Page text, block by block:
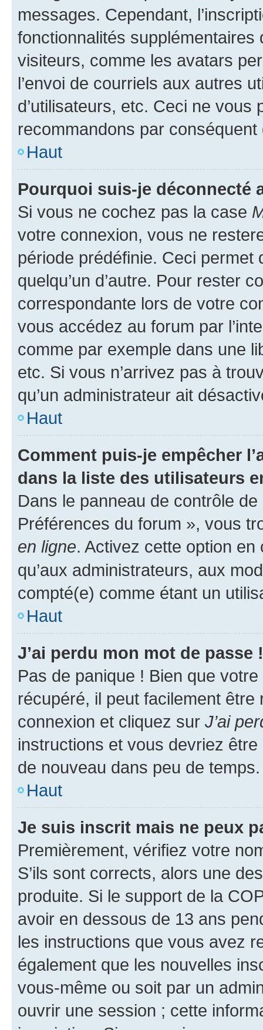
messages. Cependant,
fonctionnalités
visiteurs, comme les avatars
l’envoi de courriels aux autres
d’utilisateurs, etc. Ceci ne vous
recommandons par conséquent
Haut
Pourquoi suis-je déconnecté
Si vous ne cochez pas la case
votre connexion, vous ne
période prédéfinie. Ceci permet
quelqu’un d’autre. Pour rester
correspondante lors de votre
vous accédez au forum par
comme par exemple dans une
etc. Si vous n’arrivez pas à
qu’un administrateur ait
Haut
Comment puis-je empêcher
dans la liste des utilisateurs
Dans le panneau de contrôle
Préférences du forum », vous
en ligne. Activez cette option
qu’aux administrateurs, aux
compté(e) comme étant un
Haut
J’ai perdu mon mot de passe !
Pas de panique ! Bien que
récupéré, il peut facilement
connexion et cliquez sur J’ai
instructions et vous devriez
de nouveau dans peu de temps.
Haut
Je suis inscrit mais ne peux
Premièrement, vérifiez votre
S’ils sont corrects, alors une
produite. Si le support de la
avoir en dessous de 13 ans
les instructions que vous avez
également que les nouvelles
vous-même ou soit par un
ouvrir une session ; cette